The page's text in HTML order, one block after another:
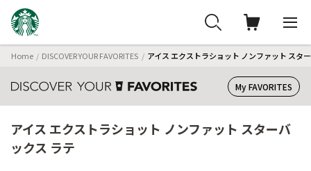
Home DISCOVER YOUR FAVORITES アイス エクストラショット ノンファット スタ
My FAVORITES
アイス エクストラショット ノンファット スターバ
ックス ラテ